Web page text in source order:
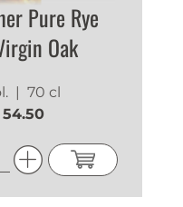
Pure Rye
Oak
| 70 cl
54.50